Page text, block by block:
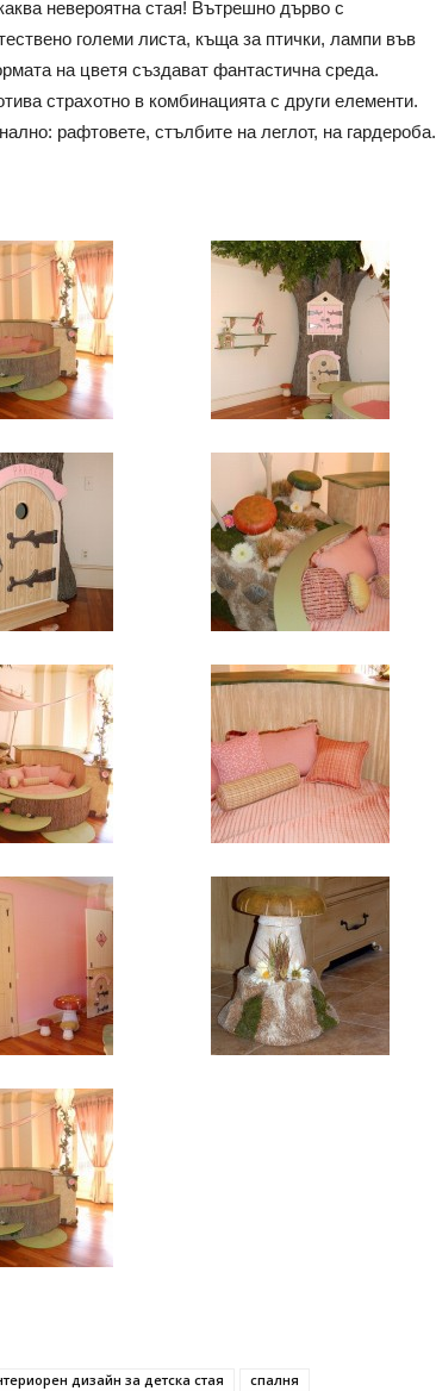
невероятна стая! Вътрешно дърво с
големи листа, къща за птички, лампи във
на цветя създават фантастична среда.
страхотно в комбинацията с други елементи.
рафтовете, стълбите на леглот, на гардероба.
дизайн за детска стая спалня